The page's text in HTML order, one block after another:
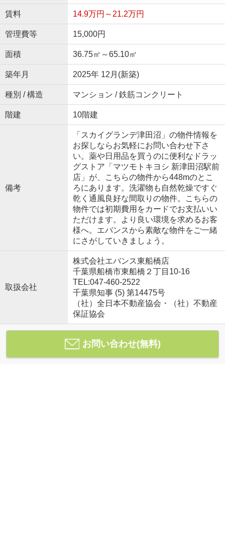
賃料 14.9万円～21.2万円
管理費等 15,000円
面積 36.75㎡～65.10㎡
築年月 2025年 12月(新築)
種別 / 構造 マンション / 鉄筋コンクリート
階建 10階建
備考
「スカイグランデ津田沼」の物件情報を
お探しならお気軽にお問い合わせ下さ
い。薬や日用品を買うのに便利なドラッ
グストア「マツモトキヨシ 新津田沼駅前
店」が、こちらの物件から448mのとこ
ろにあります。洗濯物も自然乾燥ですぐ
乾く通風良好な間取りの物件。こちらの
物件では初期費用をカードでお支払いい
ただけます。より良い環境を求めるお客
様へ。エバンスから素敵な物件をご一緒
にさがしていきましょう。
取扱会社
株式会社エバンス東船橋店
千葉県船橋市東船橋２丁目10-16
TEL:047-460-2522
千葉県知事 (5) 第14475号
（社）全日本不動産協会・（社）不動産
保証協会
お問い合わせ(無料)